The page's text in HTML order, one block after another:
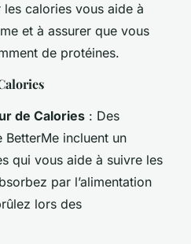
calories vous aide à
et à assurer que vous
de protéines.
de Calories : Des
incluent un
qui vous aide à suivre les
par l’alimentation
lors des